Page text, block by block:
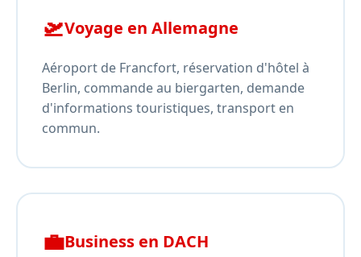
🛫Voyage en Allemagne
Aéroport de Francfort, réservation d'hôtel à
Berlin, commande au biergarten, demande
d'informations touristiques, transport en
commun.
💼Business en DACH